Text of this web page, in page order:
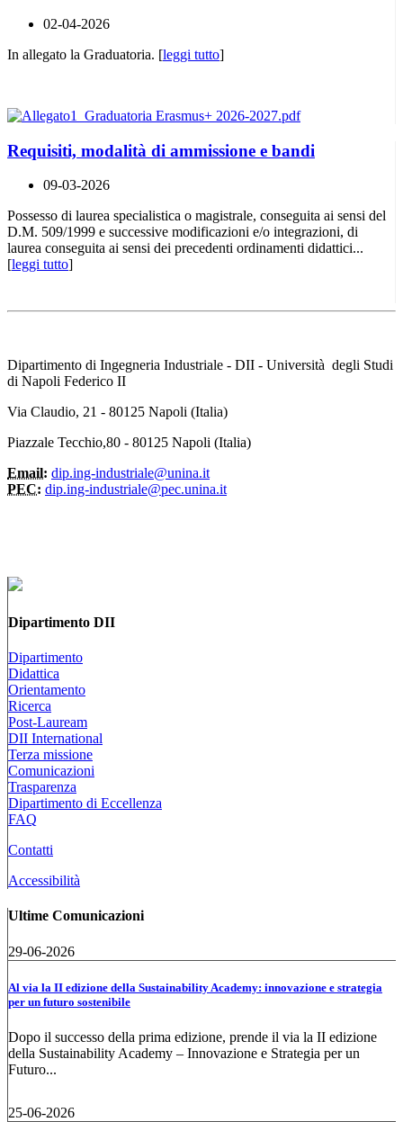
02-04-2026
In allegato la Graduatoria. [leggi tutto]
Requisiti, modalità di ammissione e bandi
09-03-2026
Possesso di laurea specialistica o magistrale, conseguita ai sensi del
D.M. 509/1999 e successive modificazioni e/o integrazioni, di
laurea conseguita ai sensi dei precedenti ordinamenti didattici...
[leggi tutto]
Dipartimento di Ingegneria Industriale - DII - Università degli Studi
di Napoli Federico II
Via Claudio, 21 - 80125 Napoli (Italia)
Piazzale Tecchio,80 - 80125 Napoli (Italia)
Email: dip.ing-industriale@unina.it
PEC: dip.ing-industriale@pec.unina.it
Dipartimento DII
Dipartimento
Didattica
Orientamento
Ricerca
Post-Lauream
DII International
Terza missione
Comunicazioni
Trasparenza
Dipartimento di Eccellenza
FAQ
Contatti
Accessibilità
Ultime Comunicazioni
29-06-2026
Al via la II edizione della Sustainability Academy: innovazione e strategia
per un futuro sostenibile
Dopo il successo della prima edizione, prende il via la II edizione
della Sustainability Academy – Innovazione e Strategia per un
Futuro...
25-06-2026